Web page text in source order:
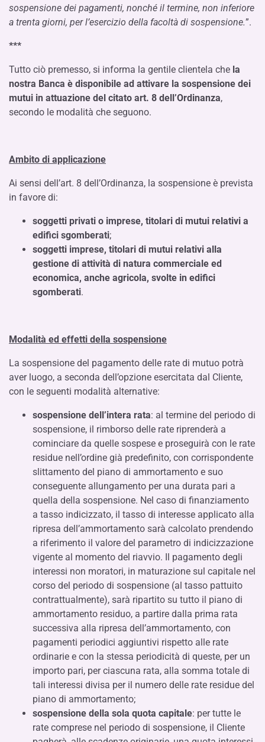
sospensione dei pagamenti, nonché il termine, non inferiore
a trenta giorni, per l’esercizio della facoltà di sospensione.”.
***
Tutto ciò premesso, si informa la gentile clientela che la
nostra Banca è disponibile ad attivare la sospensione dei
mutui in attuazione del citato art. 8 dell’Ordinanza,
secondo le modalità che seguono.
Ambito di applicazione
Ai sensi dell’art. 8 dell’Ordinanza, la sospensione è prevista
in favore di:
soggetti privati o imprese, titolari di mutui relativi a
edifici sgomberati;
soggetti imprese, titolari di mutui relativi alla
gestione di attività di natura commerciale ed
economica, anche agricola, svolte in edifici
sgomberati.
Modalità ed effetti della sospensione
La sospensione del pagamento delle rate di mutuo potrà
aver luogo, a seconda dell’opzione esercitata dal Cliente,
con le seguenti modalità alternative:
sospensione dell’intera rata: al termine del periodo di
sospensione, il rimborso delle rate riprenderà a
cominciare da quelle sospese e proseguirà con le rate
residue nell’ordine già predefinito, con corrispondente
slittamento del piano di ammortamento e suo
conseguente allungamento per una durata pari a
quella della sospensione. Nel caso di finanziamento
a tasso indicizzato, il tasso di interesse applicato alla
ripresa dell’ammortamento sarà calcolato prendendo
a riferimento il valore del parametro di indicizzazione
vigente al momento del riavvio. Il pagamento degli
interessi non moratori, in maturazione sul capitale nel
corso del periodo di sospensione (al tasso pattuito
contrattualmente), sarà ripartito su tutto il piano di
ammortamento residuo, a partire dalla prima rata
successiva alla ripresa dell’ammortamento, con
pagamenti periodici aggiuntivi rispetto alle rate
ordinarie e con la stessa periodicità di queste, per un
importo pari, per ciascuna rata, alla somma totale di
tali interessi divisa per il numero delle rate residue del
piano di ammortamento;
sospensione della sola quota capitale: per tutte le
rate comprese nel periodo di sospensione, il Cliente